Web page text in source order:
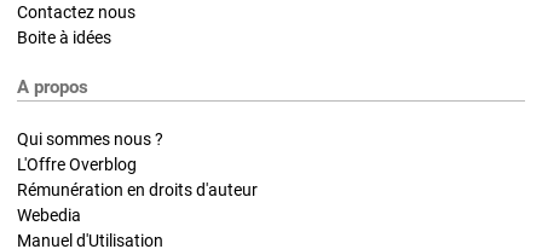
Contactez nous
Boite à idées
A propos
Qui sommes nous ?
L'Offre Overblog
Rémunération en droits d'auteur
Webedia
Manuel d'Utilisation